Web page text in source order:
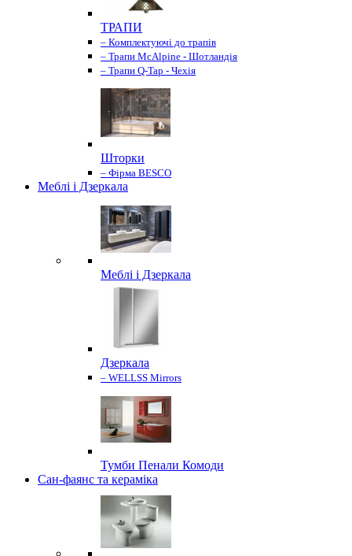
ТРАПИ
– Комплектуючі до трапів
– Трапи McAlpine - Шотландія
– Трапи Q-Tap - Чехія
Шторки
– Фірма BESCO
Меблі і Дзеркала
Меблі і Дзеркала
Дзеркала
– WELLSS Mirrors
Тумби Пенали Комоди
Сан-фаянс та кераміка